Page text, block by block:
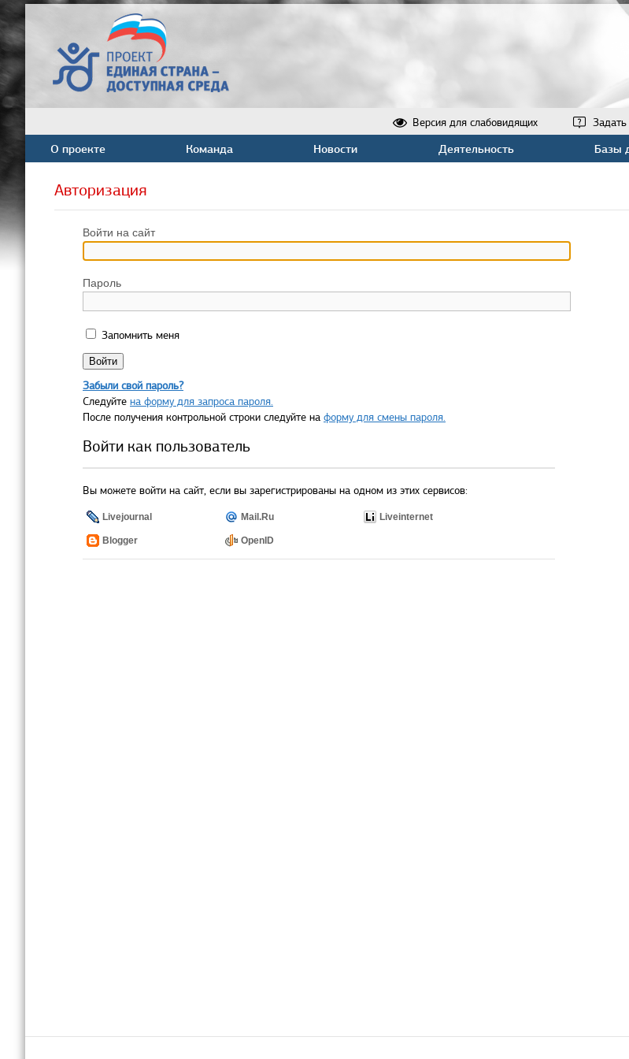
Задать
Версия для слабовидящих
О проекте Команда Новости Деятельность Базы
Авторизация
Войти на сайт
Пароль
Запомнить меня
Забыли свой пароль?
Следуйте на форму для запроса пароля.
После получения контрольной строки следуйте на форму для смены пароля.
Войти как пользователь
Вы можете войти на сайт, если вы зарегистрированы на одном из этих сервисов:
Livejournal Mail.Ru Liveinternet
Blogger OpenID